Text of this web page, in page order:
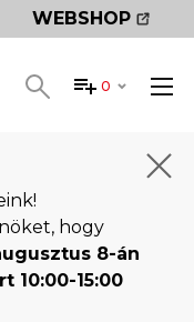
WEBSHOP
0
hogy
8-án
10:00-15:00